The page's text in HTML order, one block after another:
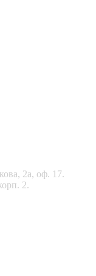
2а, оф. 17.
2.